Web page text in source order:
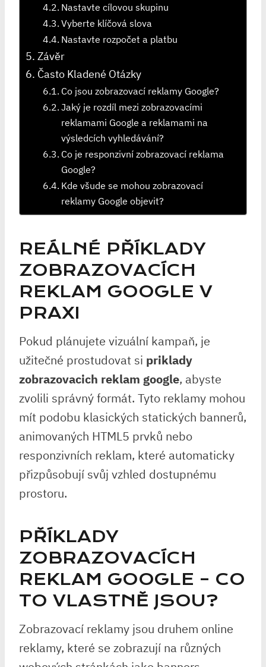
Nastavte cílovou skupinu
Vyberte klíčová slova
Nastavte rozpočet a platbu
Závěr
Často Kladené Otázky
Co jsou zobrazovací reklamy Google?
Jaký je rozdíl mezi zobrazovacími
reklamami Google a reklamami na
výsledcích vyhledávání?
Co je responzivní zobrazovací reklama
Google?
Kde všude se mohou zobrazovací
reklamy Google objevit?
REÁLNÉ PŘÍKLADY
ZOBRAZOVACÍCH
REKLAM GOOGLE V
PRAXI
Pokud plánujete vizuální kampaň, je
užitečné prostudovat si priklady
zobrazovacich reklam google, abyste
zvolili správný formát. Tyto reklamy mohou
mít podobu klasických statických bannerů,
animovaných HTML5 prvků nebo
responzivních reklam, které automaticky
přizpůsobují svůj vzhled dostupnému
prostoru.
PŘÍKLADY
ZOBRAZOVACÍCH
REKLAM GOOGLE – CO
TO VLASTNĚ JSOU?
Zobrazovací reklamy jsou druhem online
reklamy, které se zobrazují na různých